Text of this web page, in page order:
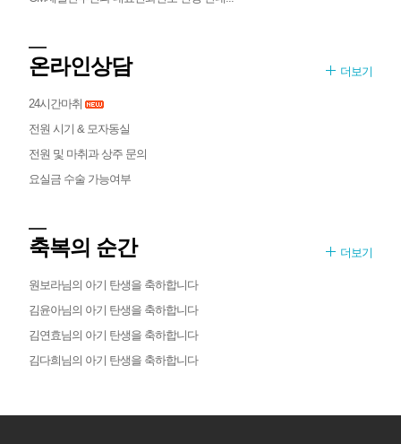
온라인상담 더보기
24시간마취
전원 시기 & 모자동실
전원 및 마취과 상주 문의
요실금 수술 가능여부
축복의 순간 더보기
원보라님의 아기 탄생을 축하합니다
김윤아님의 아기 탄생을 축하합니다
김연효님의 아기 탄생을 축하합니다
김다희님의 아기 탄생을 축하합니다